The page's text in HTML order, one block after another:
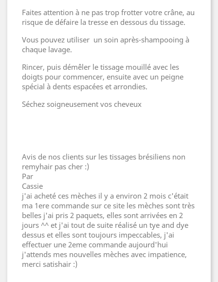
Faites attention à ne pas trop frotter votre crâne, au
risque de défaire la tresse en dessous du tissage.
Vous pouvez utiliser un soin après-shampooing à
chaque lavage.
Rincer, puis démêler le tissage mouillé avec les
doigts pour commencer, ensuite avec un peigne
spécial à dents espacées et arrondies.
Séchez soigneusement vos cheveux
Avis de nos clients sur les tissages brésiliens non
remyhair pas cher :)
Par
Cassie
j'ai acheté ces mèches il y a environ 2 mois c'était
ma 1ere commande sur ce site les mèches sont très
belles j'ai pris 2 paquets, elles sont arrivées en 2
jours ^^ et j'ai tout de suite réalisé un tye and dye
dessus et elles sont toujours impeccables, j'ai
effectuer une 2eme commande aujourd'hui
j'attends mes nouvelles mèches avec impatience,
merci satishair :)